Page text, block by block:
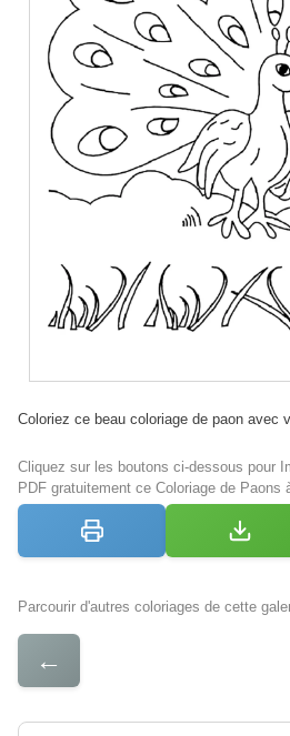
Coloriez ce beau coloriage de paon avec
Cliquez sur les boutons ci-dessous pour
PDF gratuitement ce Coloriage de Paons
Parcourir d'autres coloriages de cette
←